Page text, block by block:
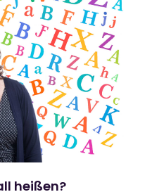
heißen?